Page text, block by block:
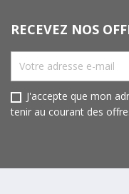
RECEVEZ NOS
J'accepte que mon
tenir au courant des